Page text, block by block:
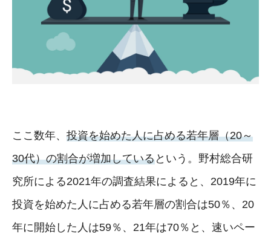
ここ数年、 投資を始めた人に占める若年層（20～
30代）の割合が増加しているという。野村総合研
究所による2021年の調査結果によると、2019年に
投資を始めた人に占める若年層の割合は50％、20
年に開始した人は59％、21年は70％と、速いペー